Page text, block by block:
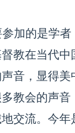
加的是学者
教在当代中
音，显得美
教会的声音
交流。今年